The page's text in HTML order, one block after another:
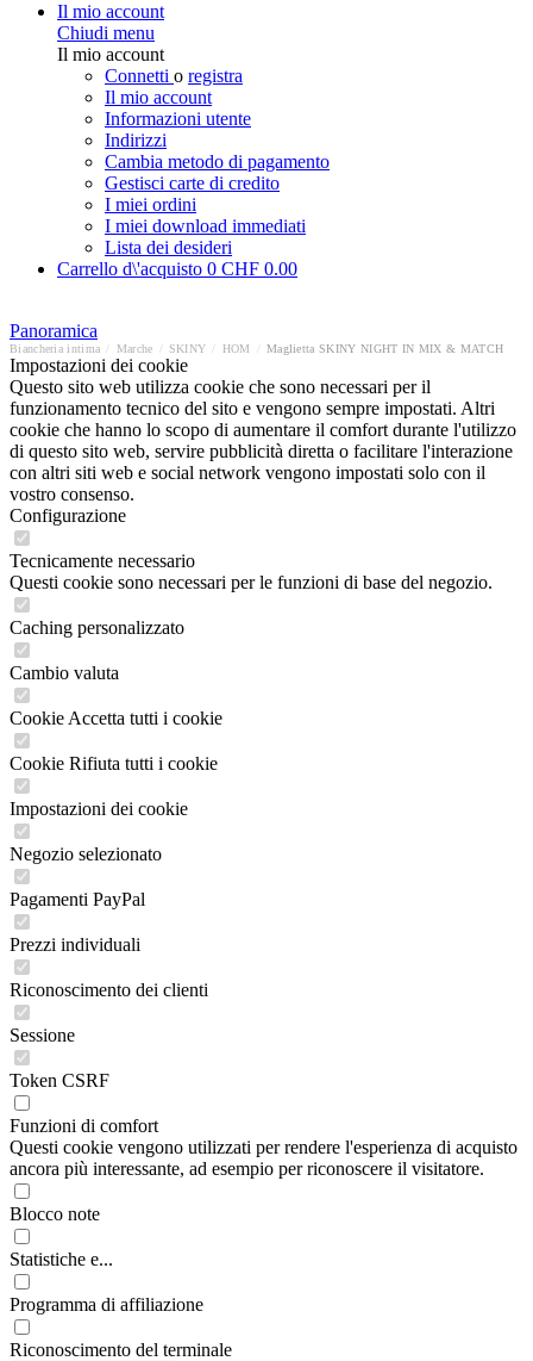
Il mio account
Chiudi menu
Il mio account
Connetti o registra
Il mio account
Informazioni utente
Indirizzi
Cambia metodo di pagamento
Gestisci carte di credito
I miei ordini
I miei download immediati
Lista dei desideri
Carrello d\'acquisto 0 CHF 0.00
Panoramica
Biancheria intima Marche SKINY HOM Maglietta SKINY NIGHT IN MIX & MATCH
Impostazioni dei cookie
Questo sito web utilizza cookie che sono necessari per il
funzionamento tecnico del sito e vengono sempre impostati. Altri
cookie che hanno lo scopo di aumentare il comfort durante l'utilizzo
di questo sito web, servire pubblicità diretta o facilitare l'interazione
con altri siti web e social network vengono impostati solo con il
vostro consenso.
Configurazione
Tecnicamente necessario
Questi cookie sono necessari per le funzioni di base del negozio.
Caching personalizzato
Cambio valuta
Cookie Accetta tutti i cookie
Cookie Rifiuta tutti i cookie
Impostazioni dei cookie
Negozio selezionato
Pagamenti PayPal
Prezzi individuali
Riconoscimento dei clienti
Sessione
Token CSRF
Funzioni di comfort
Questi cookie vengono utilizzati per rendere l'esperienza di acquisto
ancora più interessante, ad esempio per riconoscere il visitatore.
Blocco note
Statistiche e...
Programma di affiliazione
Riconoscimento del terminale